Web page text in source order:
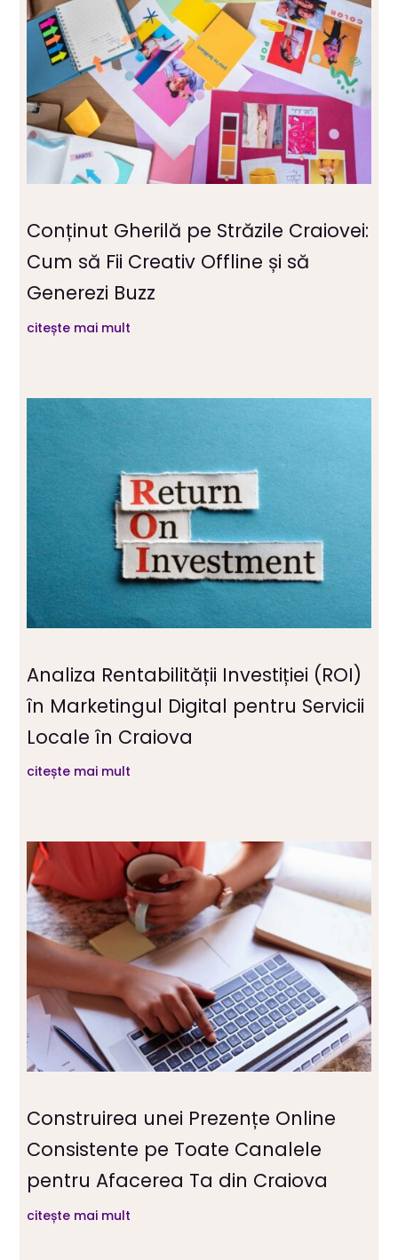
Conținut Gherilă pe Străzile Craiovei:
Cum să Fii Creativ Offline și să
Generezi Buzz
citește mai mult
Analiza Rentabilității Investiției (ROI)
în Marketingul Digital pentru Servicii
Locale în Craiova
citește mai mult
Construirea unei Prezențe Online
Consistente pe Toate Canalele
pentru Afacerea Ta din Craiova
citește mai mult